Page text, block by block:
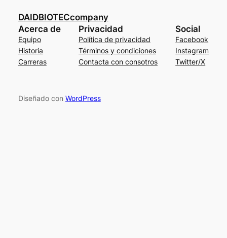
DAIDBIOTECcompany
Acerca de
Equipo
Historia
Carreras
Privacidad
Política de privacidad
Términos y condiciones
Contacta con consotros
Social
Facebook
Instagram
Twitter/X
Diseñado con WordPress